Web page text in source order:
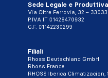
Sede Legale e Produttiva
Via Oltre Ferrovia, 32 –
P.IVA IT 01428470932
C.F. 01142230299
Filiali
Rhoss Deutschland GmbH
Rhoss France
RHOSS Iberica Climatizacion,